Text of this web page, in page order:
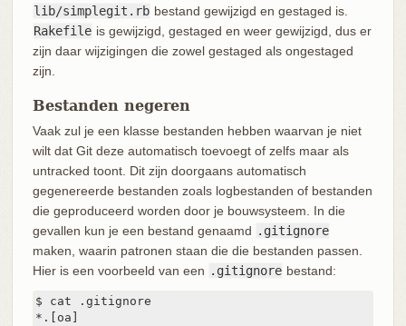
lib/simplegit.rb bestand gewijzigd en gestaged is.
Rakefile is gewijzigd, gestaged en weer gewijzigd, dus er
zijn daar wijzigingen die zowel gestaged als ongestaged
zijn.
Bestanden negeren
Vaak zul je een klasse bestanden hebben waarvan je niet
wilt dat Git deze automatisch toevoegt of zelfs maar als
untracked toont. Dit zijn doorgaans automatisch
gegenereerde bestanden zoals logbestanden of bestanden
die geproduceerd worden door je bouwsysteem. In die
gevallen kun je een bestand genaamd .gitignore
maken, waarin patronen staan die die bestanden passen.
Hier is een voorbeeld van een .gitignore bestand:
$ cat .gitignore
*.[oa]